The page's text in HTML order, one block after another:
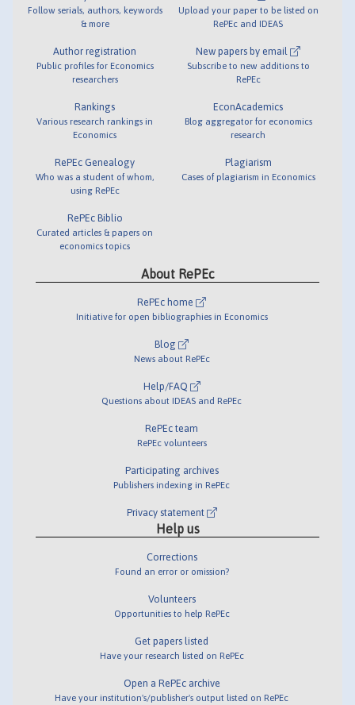
Follow serials, authors, keywords
& more
Author registration
Public profiles for Economics
researchers
Rankings
Various research rankings in
Economics
RePEc Genealogy
Who was a student of whom,
using RePEc
RePEc Biblio
Curated articles & papers on
economics topics
Upload your paper to be listed on
RePEc and IDEAS
New papers by email
Subscribe to new additions to
RePEc
EconAcademics
Blog aggregator for economics
research
Plagiarism
Cases of plagiarism in Economics
About RePEc
RePEc home
Initiative for open bibliographies in Economics
Blog
News about RePEc
Help/FAQ
Questions about IDEAS and RePEc
RePEc team
RePEc volunteers
Participating archives
Publishers indexing in RePEc
Privacy statement
Help us
Corrections
Found an error or omission?
Volunteers
Opportunities to help RePEc
Get papers listed
Have your research listed on RePEc
Open a RePEc archive
Have your institution's/publisher's output listed on RePEc